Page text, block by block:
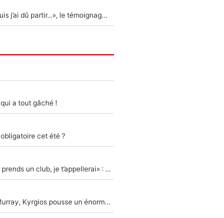
F1 : « Je lui ai fait un câlin, puis j’ai dû partir...», le témoignage émouvant de Max Verstappen sur sa fille
a tout gâché !
cet été ?
Mercato - OM - «Dès que je prends un club, je t’appellerai» : La promesse de Marcelino au moment de claquer la porte
Victime de racisme contre Murray, Kyrgios pousse un énorme coup de gueule !